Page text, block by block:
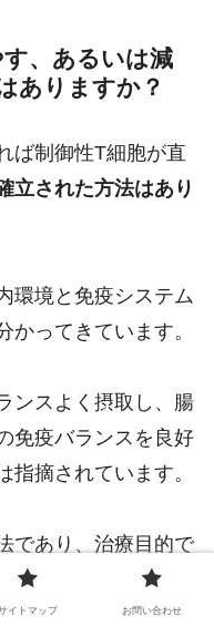
、あるいは減
ありますか？
ば制御性T細胞が直
立された方法はあり
環境と免疫システム
かってきています。
ンスよく摂取し、腸
免疫バランスを良好
指摘されています。
であり、治療目的で
せん。
イトマップ お問い合わせ